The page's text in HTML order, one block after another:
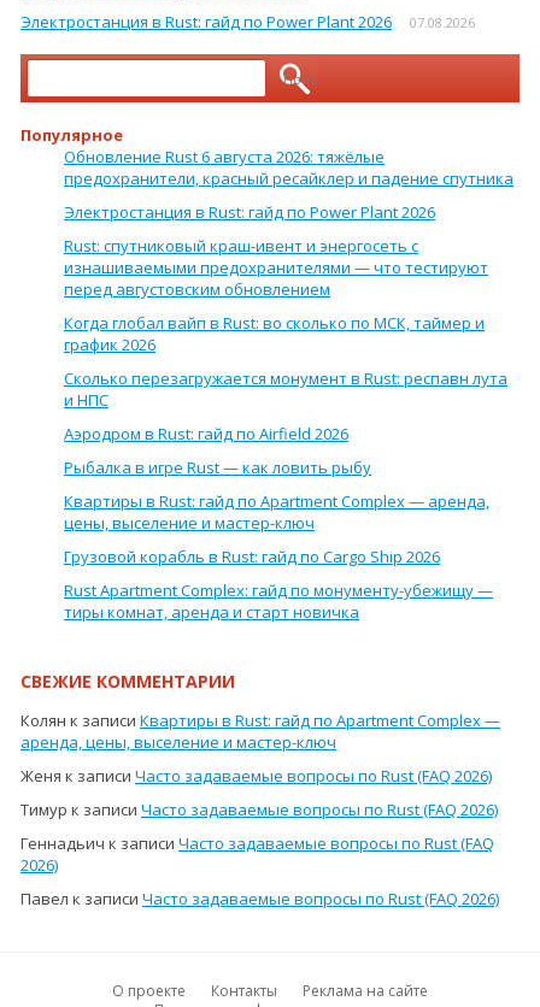
Электростанция в Rust: гайд по Power Plant 2026 07.08.2026
Найти:
Популярное
Обновление Rust 6 августа 2026: тяжёлые
предохранители, красный ресайклер и падение спутника
Электростанция в Rust: гайд по Power Plant 2026
Rust: спутниковый краш-ивент и энергосеть с
изнашиваемыми предохранителями — что тестируют
перед августовским обновлением
Когда глобал вайп в Rust: во сколько по МСК, таймер и
график 2026
Сколько перезагружается монумент в Rust: респавн лута
и НПС
Аэродром в Rust: гайд по Airfield 2026
Рыбалка в игре Rust — как ловить рыбу
Квартиры в Rust: гайд по Apartment Complex — аренда,
цены, выселение и мастер-ключ
Грузовой корабль в Rust: гайд по Cargo Ship 2026
Rust Apartment Complex: гайд по монументу-убежищу —
тиры комнат, аренда и старт новичка
СВЕЖИЕ КОММЕНТАРИИ
Колян к записи Квартиры в Rust: гайд по Apartment Complex —
аренда, цены, выселение и мастер-ключ
Женя к записи Часто задаваемые вопросы по Rust (FAQ 2026)
Тимур к записи Часто задаваемые вопросы по Rust (FAQ 2026)
Геннадьич к записи Часто задаваемые вопросы по Rust (FAQ
2026)
Павел к записи Часто задаваемые вопросы по Rust (FAQ 2026)
О проекте Контакты
Реклама на сайте